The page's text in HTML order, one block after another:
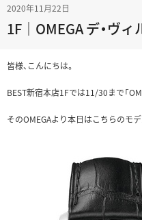
2020年11月22日
1F｜OMEGA デ・ヴ
皆様、こんにちは。
BEST新宿本店1Fでは11/30まで「
そのOMEGAより本日はこちらのモ